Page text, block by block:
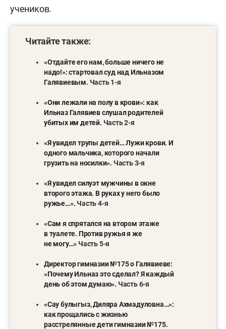
учеников.
Читайте также:
«Отдайте его нам, больше ничего не
надо!»: стартовал суд над Ильназом
Галявиевым. Часть 1-я
«Они лежали на полу в крови»: как
Ильназ Галявиев слушал родителей
убитых им детей. Часть 2-я
«Я увидел трупы детей… Лужи крови. И
одного мальчика, которого начали
грузить на носилки». Часть 3-я
«Я увидел силуэт мужчины в окне
второго этажа. В руках у него было
ружье…». Часть 4-я
«Сам я спрятался на втором этаже
в туалете. Против ружья я же
не могу…» Часть 5-я
Директор гимназии №175 о Галявиеве:
«Почему Ильназ это сделал? Я каждый
день об этом думаю». Часть 6-я
«Сау булыгыз, Диляра Ахмадуловна…»:
как прощались с жизнью
расстрелянные дети гимназии №175.